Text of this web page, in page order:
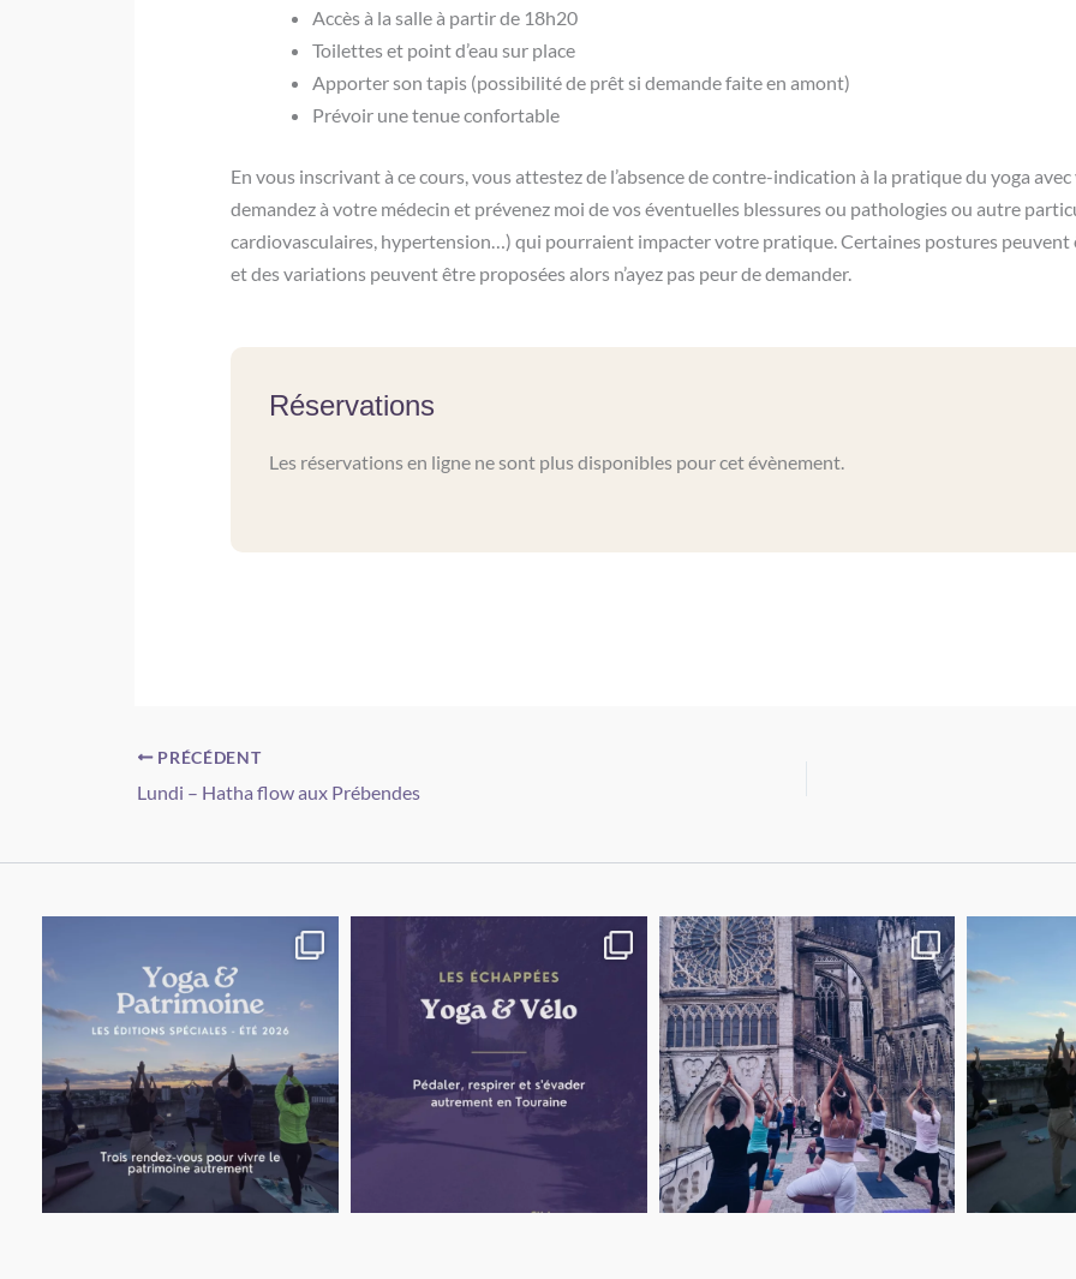
Accès à la salle à partir de 18h20
Toilettes et point d’eau sur place
Apporter son tapis (possibilité de prêt si demande faite en amont)
Prévoir une tenue confortable
En vous inscrivant à ce cours, vous attestez de l’absence de contre-indication à la pratique du yoga
demandez à votre médecin et prévenez moi de vos éventuelles blessures ou pathologies ou autre
cardiovasculaires, hypertension…) qui pourraient impacter votre pratique. Certaines postures peuvent
et des variations peuvent être proposées alors n’ayez pas peur de demander.
Réservations
Les réservations en ligne ne sont plus disponibles pour cet évènement.
PRÉCÉDENT
Lundi – Hatha flow aux Prébendes